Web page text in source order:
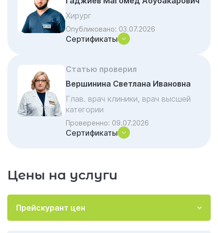
Дону: от звонка до визита врача
Оказание экстренной помощи при
передозировке и острых состояниях
Отличие частной помощи от
Круглосуточная помощь наркоманам 24/7 в
Ростове-на-Дону: что делать, если беда
случилась ночью
Анонимность и конфиденциальность:
юридические гарантии клиника Гармония
Помощь созависимым родственникам в
Интервенция: как мотивировать
Хирург
Опубликовано: 03.07.2026
Сертификаты
Статью проверил
Вершинина Светлана Ивановна
Глав. врач клиники, врач высшей
категории
Проверенно: 09.07.2026
Сертификаты
Цены на услуги
Прейскурант цен